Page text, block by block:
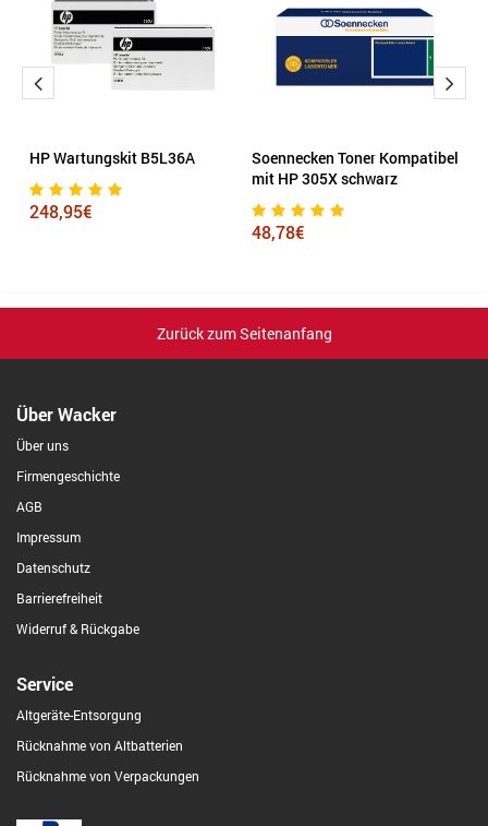
HP Wartungskit B5L36A
248,95€
Soennecken Toner Kompatibel
mit HP 305X schwarz
48,78€
Zurück zum Seitenanfang
Über Wacker
Über uns
Firmengeschichte
AGB
Impressum
Datenschutz
Barrierefreiheit
Widerruf & Rückgabe
Service
Altgeräte-Entsorgung
Rücknahme von Altbatterien
Rücknahme von Verpackungen